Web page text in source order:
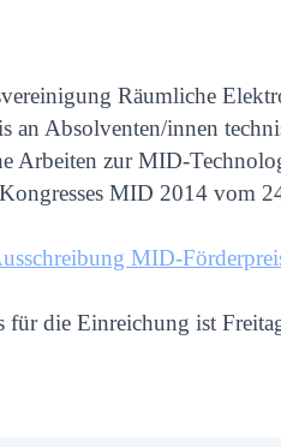
Räumliche
an Absolventen/innen
Arbeiten zur MID-
MID 2014 vom
MID-
für die Einreichung ist